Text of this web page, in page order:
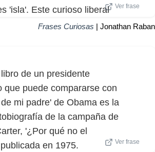
'isla'. Este curioso liberal Ver frase
Frases Curiosas | Jonathan Raban
de un presidente
que puede compararse con
mi padre' de Obama es la
de la campaña de
'¿Por qué no el
en 1975.
Ver frase